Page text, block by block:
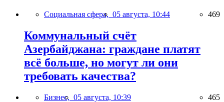
Социальная сфера, 05 августа, 10:44 469
Коммунальный счёт
Азербайджана: граждане платят
всё больше, но могут ли они
требовать качества?
Бизнес, 05 августа, 10:39 465